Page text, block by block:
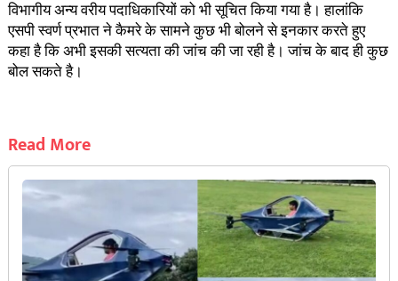
विभागीय अन्य वरीय पदाधिकारियों को भी सूचित किया गया है। हालांकि
एसपी स्वर्ण प्रभात ने कैमरे के सामने कुछ भी बोलने से इनकार करते हुए
कहा है कि अभी इसकी सत्यता की जांच की जा रही है। जांच के बाद ही कुछ
बोल सकते है।
Read More